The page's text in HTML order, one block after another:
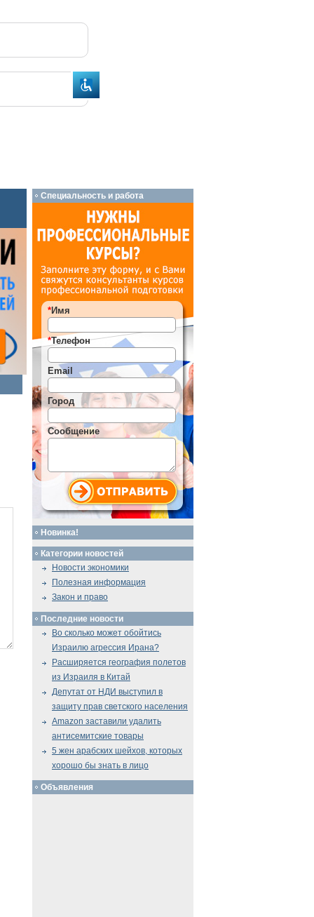
Специальность и работа
*Имя
*Телефон
Email
Город
Сообщение
Новинка!
Категории новостей
Новости экономики
Полезная информация
Закон и право
Последние новости
Во сколько может обойтись
Израилю агрессия Ирана?
Расширяется география полетов
из Израиля в Китай
Депутат от НДИ выступил в
защиту прав светского населения
Amazon заставили удалить
антисемитские товары
5 жен арабских шейхов, которых
хорошо бы знать в лицо
Объявления